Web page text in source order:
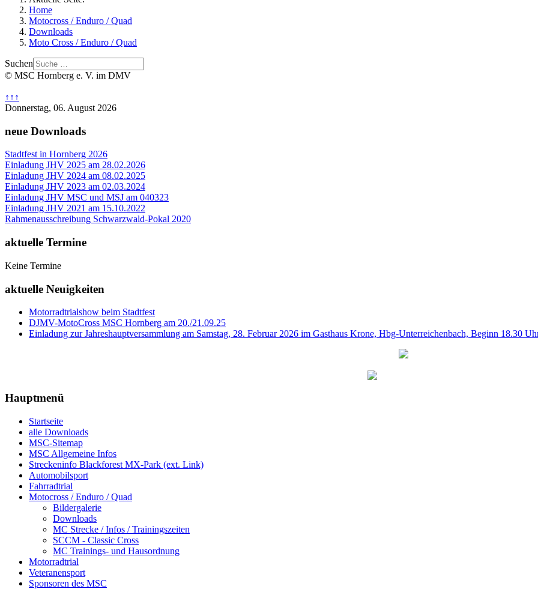
Home
Motocross / Enduro / Quad
Downloads
Moto Cross / Enduro / Quad
Suchen
© MSC Hornberg e. V. im DMV
↑↑↑
Donnerstag, 06. August 2026
neue Downloads
Stadtfest in Hornberg 2026
Einladung JHV 2025 am 28.02.2026
Einladung JHV 2024 am 08.02.2025
Einladung JHV 2023 am 02.03.2024
Einladung JHV MSC und MSJ am 040323
Einladung JHV 2021 am 15.10.2022
Rahmenausschreibung Schwarzwald-Pokal 2020
aktuelle Termine
Keine Termine
aktuelle Neuigkeiten
Motorradtrialshow beim Stadtfest
DJMV-MotoCross MSC Hornberg am 20./21.09.25
Einladung zur Jahreshauptversammlung am Samstag, 28. Februar 2026 im Gasthaus Krone, Hbg-Unterreichenbach, Beginn 18.30
Hauptmenü
Startseite
alle Downloads
MSC-Sitemap
MSC Allgemeine Infos
Streckeninfo Blackforest MX-Park (ext. Link)
Automobilsport
Fahrradtrial
Motocross / Enduro / Quad
Bildergalerie
Downloads
MC Strecke / Infos / Trainingszeiten
SCCM - Classic Cross
MC Trainings- und Hausordnung
Motorradtrial
Veteranensport
Sponsoren des MSC